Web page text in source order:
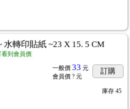
水轉印貼紙 ~23 X 15. 5 CM
看到會員價
一般價 33 元
會員價 ? 元
訂購
庫存 45